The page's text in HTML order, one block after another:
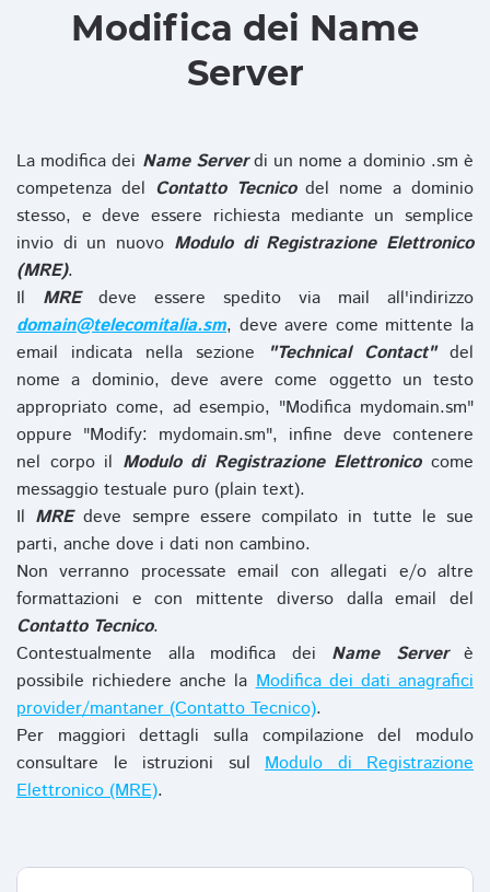
Modifica dei Name
Server
La modifica dei Name Serverdi un nome a dominio .sm è
competenza del Contatto Tecnicodel nome a dominio
stesso, e deve essere richiesta mediante un semplice
invio di un nuovo Modulo di Registrazione Elettronico
(MRE).
Il MREdeve essere spedito via mail all'indirizzo
domain@telecomitalia.sm, deve avere come mittente la
email indicata nella sezione
"Technical Contact"del
nome a dominio, deve avere come oggetto un testo
appropriato come, ad esempio, "Modifica mydomain.sm"
oppure "Modify: mydomain.sm", infine deve contenere
nel corpo il Modulo di Registrazione Elettronicocome
messaggio testuale puro (plain text).
Il MREdeve sempre essere compilato in tutte le sue
parti, anche dove i dati non cambino.
Non verranno processate email con allegati e/o altre
formattazioni e con mittente diverso dalla email del
Contatto Tecnico.
Contestualmente alla modifica dei Name Serverè
possibile richiedere anche laModifica dei dati anagrafici
provider/mantaner (Contatto Tecnico).
Per maggiori dettagli sulla compilazione del modulo
consultare le istruzioni sul Modulo di Registrazione
Elettronico (MRE).